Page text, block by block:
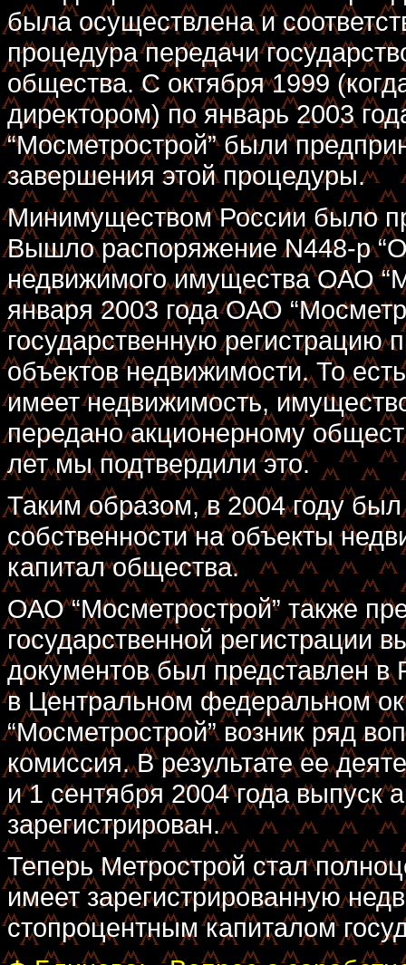
была осуществлена и
процедура передачи
общества. С октября 1999
директором) по январь 2003
“Мосметрострой” были
завершения этой процедуры.
Минимуществом России было
Вышло распоряжение N448-р
недвижимого имущества ОАО
января 2003 года ОАО
государственную регистрацию
объектов недвижимости. То
имеет недвижимость,
передано акционерному
лет мы подтвердили это.
Таким образом, в 2004 году
собственности на объекты
капитал общества.
ОАО “Мосметрострой” также
государственной регистрации
документов был представлен
в Центральном федеральном
“Мосметрострой” возник ряд
комиссия. В результате ее
и 1 сентября 2004 года
зарегистрирован.
Теперь Метрострой стал
имеет зарегистрированную
стопроцентным капиталом